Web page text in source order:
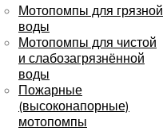
Мотопомпы для грязной
воды
Мотопомпы для чистой
и слабозагрязнённой
воды
Пожарные
(высоконапорные)
мотопомпы